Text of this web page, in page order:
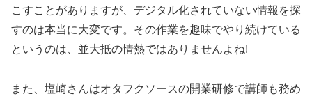
こすことがありますが、デジタル化されていない情報を探
すのは本当に大変です。その作業を趣味でやり続けている
というのは、並大抵の情熱ではありませんよね!
また、塩崎さんはオタフクソースの開業研修で講師も務め